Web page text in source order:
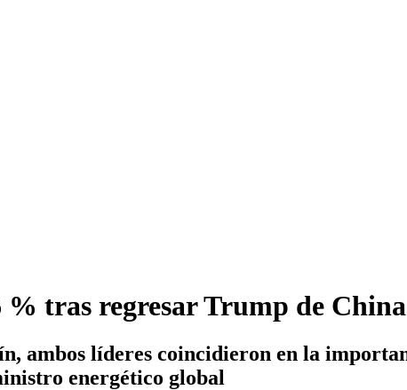
% tras regresar Trump de
ambos líderes coincidieron en la
energético global